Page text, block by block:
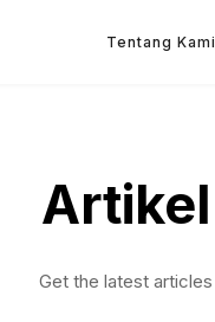
Tentang Kami
Artikel
Get the latest articles